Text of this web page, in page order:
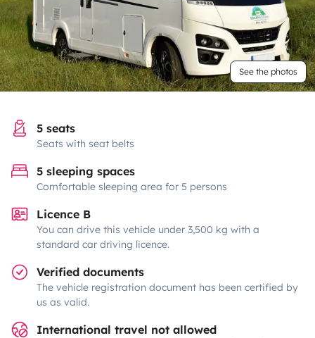
See the photos
5 seats
Seats with seat belts
5 sleeping spaces
Comfortable sleeping area for 5 persons
Licence B
You can drive this vehicle under 3,500 kg with a
standard car driving licence.
Verified documents
The vehicle registration document has been certified by
us as valid.
International travel not allowed